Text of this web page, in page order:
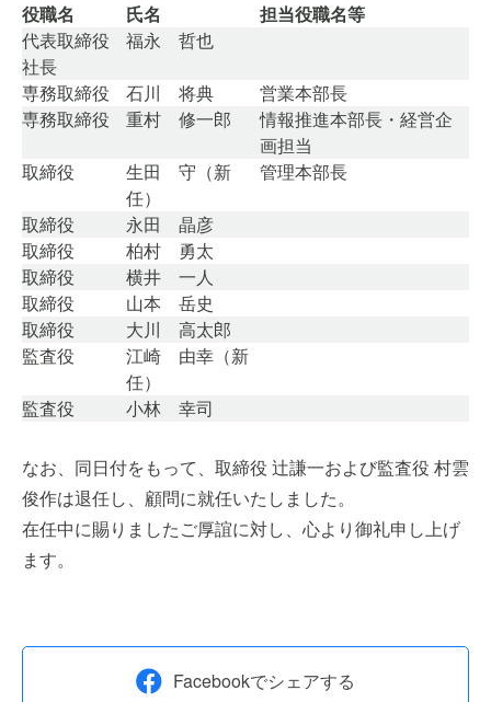
役職名 氏名
担当役職名等
代表取締役
社長
福永 哲也
専務取締役 石川 将典
営業本部長
専務取締役
重村 修一郎
情報推進本部長・経営企
画担当
取締役
生田 守（新
任）
管理本部長
取締役
永田 晶彦
取締役
柏村 勇太
取締役
横井 一人
取締役
山本 岳史
取締役
大川 高太郎
監査役
江崎 由幸（新
任）
監査役
小林 幸司
なお、同日付をもって、取締役 辻謙一および監査役 村雲
俊作は退任し、顧問に就任いたしました。
在任中に賜りましたご厚誼に対し、心より御礼申し上げ
ます。
Facebookでシェアする